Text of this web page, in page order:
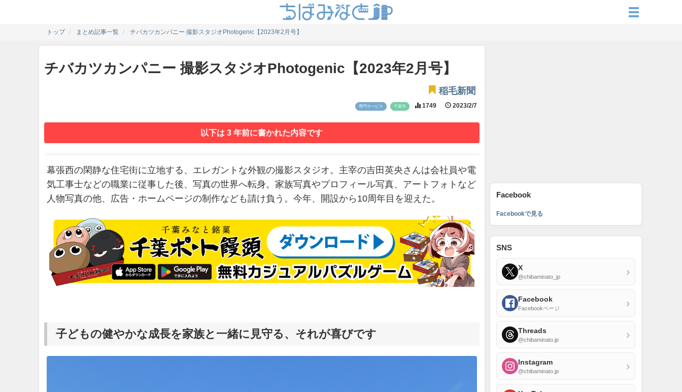
トップ まとめ記事一覧 チバカツカンパニー 撮影スタジオPhotogenic【2023年2月号】
チバカツカンパニー 撮影スタジオPhotogenic【2023年2月号】
稲毛新聞
専門サービス 千葉市 1749 2023/2/7
以下は 3 年前に書かれた内容です
幕張西の閑静な住宅街に立地する、エレガントな外観の撮影スタジオ。主宰の吉田英央さんは会社員や電
気工事士などの職業に従事した後、写真の世界へ転身。家族写真やプロフィール写真、アートフォトなど
人物写真の他、広告・ホームページの制作なども請け負う。今年、開設から10周年目を迎えた。
子どもの健やかな成長を家族と一緒に見守る、それが喜びです
Facebook
Facebookで見る
SNS
X
@chibaminato_jp ›
Facebook
Facebookページ ›
Threads
@chibaminato.jp ›
Instagram
@chibaminato.jp ›